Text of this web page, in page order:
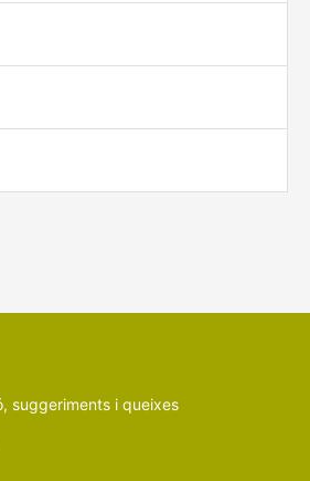
suggeriments i queixes